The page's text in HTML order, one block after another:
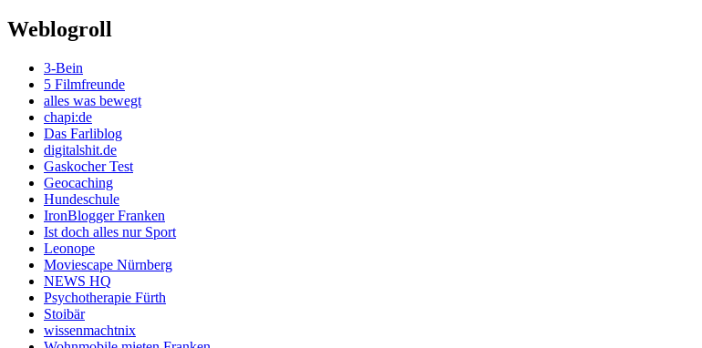
Weblogroll
3-Bein
5 Filmfreunde
alles was bewegt
chapi:de
Das Farliblog
digitalshit.de
Gaskocher Test
Geocaching
Hundeschule
IronBlogger Franken
Ist doch alles nur Sport
Leonope
Moviescape Nürnberg
NEWS HQ
Psychotherapie Fürth
Stoibär
wissenmachtnix